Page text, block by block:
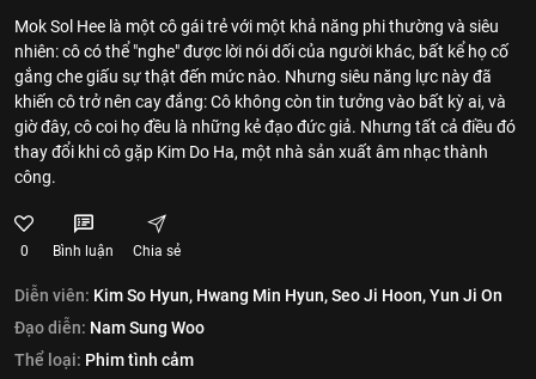
Mok Sol Hee là một cô gái trẻ với một khả năng phi thường và siêu
nhiên: cô có thể "nghe" được lời nói dối của người khác, bất kể họ cố
gắng che giấu sự thật đến mức nào. Nhưng siêu năng lực này đã
khiến cô trở nên cay đắng: Cô không còn tin tưởng vào bất kỳ ai, và
giờ đây, cô coi họ đều là những kẻ đạo đức giả. Nhưng tất cả điều đó
thay đổi khi cô gặp Kim Do Ha, một nhà sản xuất âm nhạc thành
công.
0 Bình luận Chia sẻ
Diễn viên: Kim So Hyun, Hwang Min Hyun,Seo Ji Hoon,Yun Ji On
Đạo diễn: Nam Sung Woo
Thể loại: Phim tình cảm